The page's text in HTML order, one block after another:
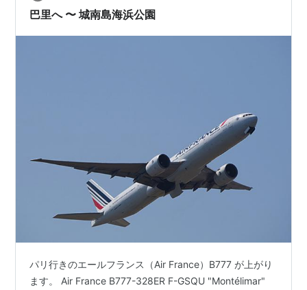
巴里へ 〜 城南島海浜公園
パリ行きのエールフランス（Air France）B777 が上がり
ます。 Air France B777-328ER F-GSQU "Montélimar"